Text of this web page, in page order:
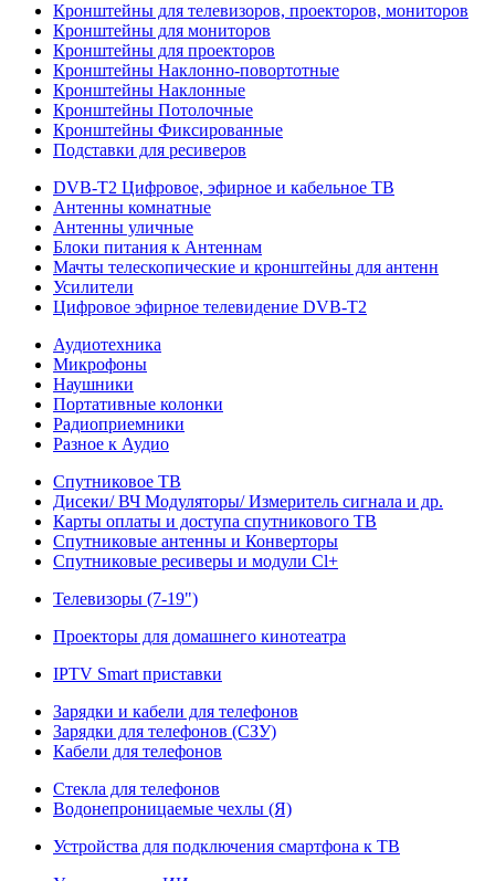
Кронштейны для телевизоров, проекторов, мониторов
Кронштейны для мониторов
Кронштейны для проекторов
Кронштейны Наклонно-повортотные
Кронштейны Наклонные
Кронштейны Потолочные
Кронштейны Фиксированные
Подставки для ресиверов
DVB-T2 Цифровое, эфирное и кабельное ТВ
Антенны комнатные
Антенны уличные
Блоки питания к Антеннам
Мачты телескопические и кронштейны для антенн
Усилители
Цифровое эфирное телевидение DVB-Т2
Аудиотехника
Микрофоны
Наушники
Портативные колонки
Радиоприемники
Разное к Аудио
Спутниковое ТВ
Дисеки/ ВЧ Модуляторы/ Измеритель сигнала и др.
Карты оплаты и доступа спутникового ТВ
Спутниковые антенны и Конверторы
Спутниковые ресиверы и модули Cl+
Телевизоры (7-19")
Проекторы для домашнего кинотеатра
IPTV Smart приставки
Зарядки и кабели для телефонов
Зарядки для телефонов (СЗУ)
Кабели для телефонов
Стекла для телефонов
Водонепроницаемые чехлы (Я)
Устройства для подключения смартфона к ТВ